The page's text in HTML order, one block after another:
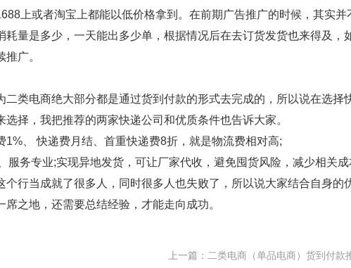
上或者淘宝上都能以低价格拿到。在前期广告推广的时候，其实并
量是多少，一天能出多少单，根据情况后在去订货发货也来得及，
广。
二类电商绝大部分都是通过货到付款的形式去完成的，所以说在选择
择，我把推荐的两家快递公司和优质条件也告诉大家。
、 快递费月结、首重快递费8折，就是物流费相对高;
务专业;实现异地发货，可让厂家代收，避免囤货风险，减少相关成
行当成就了很多人，同时很多人也失败了，所以说大家结合自身的
之地，还需要总结经验，才能走向成功。
上一篇： 二类电商（单品电商）货到付款